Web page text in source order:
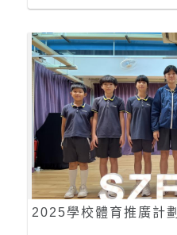
2025學校體育推廣計劃